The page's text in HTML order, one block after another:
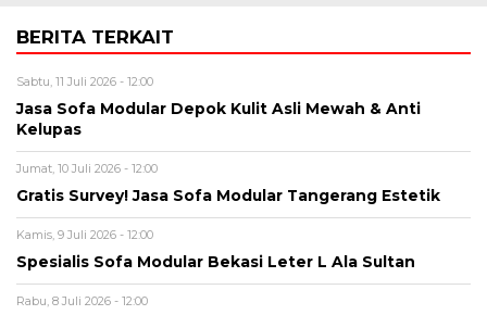
BERITA TERKAIT
Sabtu, 11 Juli 2026 - 12:00
Jasa Sofa Modular Depok Kulit Asli Mewah & Anti
Kelupas
Jumat, 10 Juli 2026 - 12:00
Gratis Survey! Jasa Sofa Modular Tangerang Estetik
Kamis, 9 Juli 2026 - 12:00
Spesialis Sofa Modular Bekasi Leter L Ala Sultan
Rabu, 8 Juli 2026 - 12:00